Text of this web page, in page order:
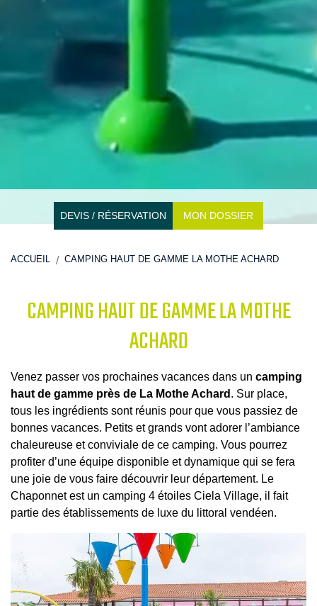
DEVIS / RÉSERVATION MON DOSSIER
ACCUEIL CAMPING HAUT DE GAMME LA MOTHE ACHARD
CAMPING HAUT DE GAMME LA MOTHE
ACHARD
Venez passer vos prochaines vacances dans un camping
haut de gamme près de La Mothe Achard . Sur place,
tous les ingrédients sont réunis pour que vous passiez de
bonnes vacances. Petits et grands vont adorer l’ambiance
chaleureuse et conviviale de ce camping. Vous pourrez
profiter d’une équipe disponible et dynamique qui se fera
une joie de vous faire découvrir leur département. Le
Chaponnet est un camping 4 étoiles Ciela Village, il fait
partie des établissements de luxe du littoral vendéen.